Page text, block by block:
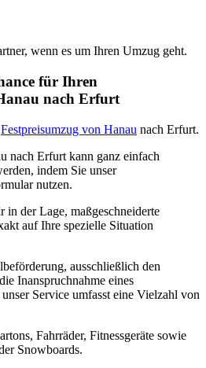
wenn es um Ihren Umzug geht.
für Ihren
nach Erfurt
Festpreisumzug von Hanau nach Erfurt.
nach Erfurt kann ganz einfach
indem Sie unser
nutzen.
der Lage, maßgeschneiderte
auf Ihre spezielle Situation
ausschließlich den
Inanspruchnahme eines
Service umfasst eine Vielzahl von
Fahrräder, Fitnessgeräte sowie
Snowboards.